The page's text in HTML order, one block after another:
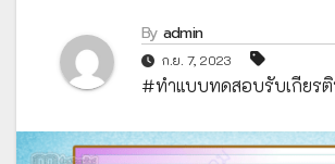
By admin
ก.ย. 7, 2023
#ทำแบบทดสอบรับเกียร